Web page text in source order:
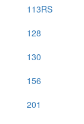
113RS
128
130
156
201